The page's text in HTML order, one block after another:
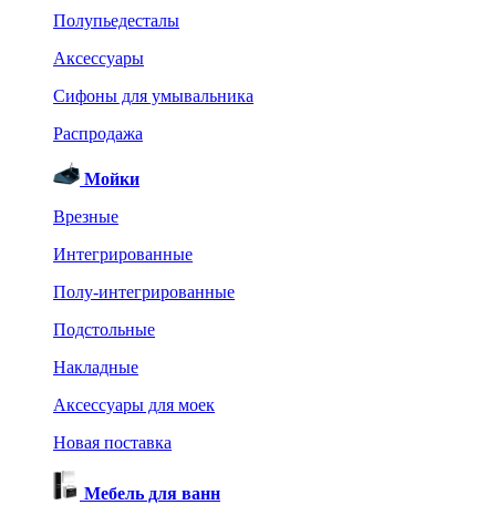
Полупьедесталы
Аксессуары
Сифоны для умывальника
Распродажа
Мойки
Врезные
Интегрированные
Полу-интегрированные
Подстольные
Накладные
Аксессуары для моек
Новая поставка
Мебель для ванн